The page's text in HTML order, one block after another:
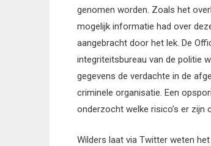
genomen worden. Zoals het
mogelijk informatie had over
aangebracht door het lek. De
integriteitsbureau van de politie
gegevens de verdachte in de
criminele organisatie. Een
onderzocht welke risico’s er zijn
Wilders laat via Twitter weten